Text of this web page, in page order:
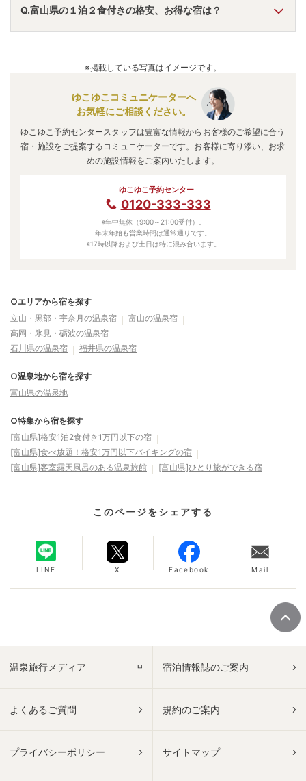
A.「メルキュール富山砺波リゾート＆スパ」 ・
大江戸温泉
物語 宇奈月グランドホテル」 ・ 「延対寺荘」
テルがおすすめの宿泊先です。
Q.富山県の１泊２食付きの格安、お得な宿は？
ルがお得な価格で泊まれる宿泊先です。
※掲載している写真はイメージです。
ゆこゆこコミュニケーターへ
お気軽にご相談ください。
ゆこゆこ予約センタースタッフは豊富な情報からお客様のご希望に合う
宿・施設をご提案するコミュニケーターです。お客様に寄り添い、お求
めの施設情報をご案内いたします。
ゆこゆこ予約センター
0120-333-333
※年中無休（9:00～21:00受付）。
年末年始も営業時間は通常通りです。
※17時以降および土日は特に混み合います。
○エリアから宿を探す
立山・黒部・宇奈月の温泉宿
富山の温泉宿
高岡・氷見・砺波の温泉宿
石川県の温泉宿
福井県の温泉宿
○温泉地から宿を探す
富山県の温泉地
○特集から宿を探す
[富山県]格安1泊2食付き1万円以下の宿
[富山県]食べ放題！格安1万円以下バイキングの宿
[富山県]客室露天風呂のある温泉旅館
[富山県]ひとり旅ができる宿
このページをシェアする
LINE X Facebook Mail
温泉旅行メディア 宿泊情報誌のご案内
よくあるご質問 規約のご案内
プライバシーポリシー サイトマップ